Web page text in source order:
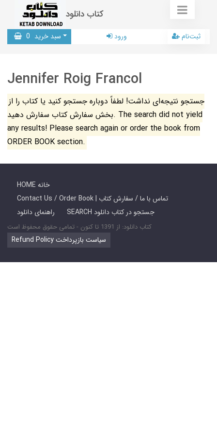
کتاب دانلود
سبد خرید 0 ورود ثبت‌نام
Jennifer Roig Francol
جستجو نتیجه‌ای نداشت! لطفاً دوباره جستجو کنید یا کتاب را از
بخش سفارش کتاب سفارش دهید. The search did not yield
any results! Please search again or order the book from
ORDER BOOK section.
HOME خانه
Contact Us / Order Book | تماس با ما / سفارش کتاب
راهنمای دانلود
SEARCH جستجو در کتاب دانلود
کتاب دانلود: از 1391 تا کنون - تمامی حقوق محفوظ است
Refund Policy سیاست بازپرداخت